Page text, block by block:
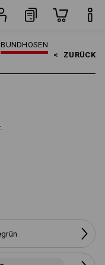
BUNDHOSEN
< ZURÜCK